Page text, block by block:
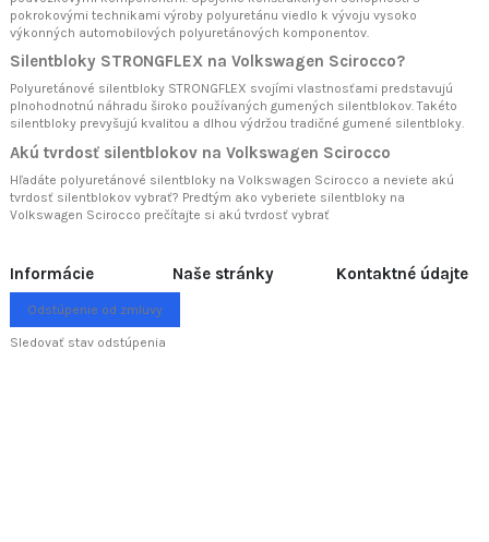
pokrokovými technikami výroby polyuretánu viedlo k vývoju vysoko
výkonných automobilových polyuretánových komponentov.
Silentbloky STRONGFLEX na Volkswagen Scirocco?
Polyuretánové silentbloky STRONGFLEX svojími vlastnosťami predstavujú
plnohodnotnú náhradu široko používaných gumených silentblokov. Takéto
silentbloky prevyšujú kvalitou a dlhou výdržou tradičné gumené silentbloky.
Akú tvrdosť silentblokov na Volkswagen Scirocco
Hľadáte polyuretánové silentbloky na Volkswagen Scirocco a neviete akú
tvrdosť silentblokov vybrať? Predtým ako vyberiete silentbloky na
Volkswagen Scirocco prečítajte si akú tvrdosť vybrať
Informácie Naše stránky Kontaktné údajte
Odstúpenie od zmluvy
Sledovať stav odstúpenia